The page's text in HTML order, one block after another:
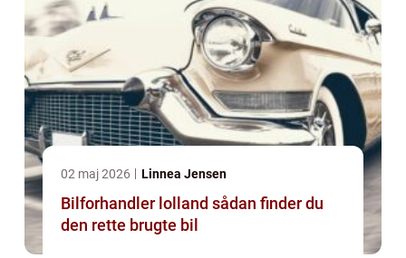
02 maj 2026 Linnea Jensen
Bilforhandler lolland sådan finder du
den rette brugte bil